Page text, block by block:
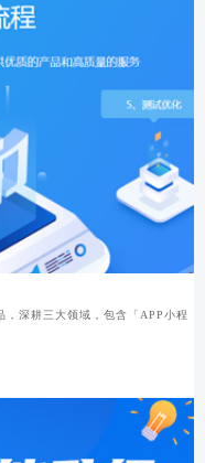
深耕三大领域，包含「APP小程